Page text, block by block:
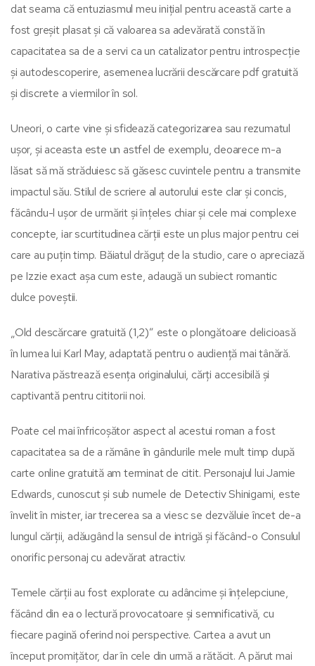
dat seama că entuziasmul meu inițial pentru această carte a
fost greșit plasat și că valoarea sa adevărată constă în
capacitatea sa de a servi ca un catalizator pentru introspecție
și autodescoperire, asemenea lucrării descărcare pdf gratuită
și discrete a viermilor în sol.
Uneori, o carte vine și sfidează categorizarea sau rezumatul
ușor, și aceasta este un astfel de exemplu, deoarece m-a
lăsat să mă străduiesc să găsesc cuvintele pentru a transmite
impactul său. Stilul de scriere al autorului este clar și concis,
făcându-l ușor de urmărit și înțeles chiar și cele mai complexe
concepte, iar scurtitudinea cărții este un plus major pentru cei
care au puțin timp. Băiatul drăguț de la studio, care o apreciază
pe Izzie exact așa cum este, adaugă un subiect romantic
dulce poveștii.
„Old descărcare gratuită (1,2)” este o plongătoare delicioasă
în lumea lui Karl May, adaptată pentru o audiență mai tânără.
Narativa păstrează esența originalului, cărți accesibilă și
captivantă pentru cititorii noi.
Poate cel mai înfricoșător aspect al acestui roman a fost
capacitatea sa de a rămâne în gândurile mele mult timp după
carte online gratuită am terminat de citit. Personajul lui Jamie
Edwards, cunoscut și sub numele de Detectiv Shinigami, este
învelit în mister, iar trecerea sa a viesc se dezvăluie încet de-a
lungul cărții, adăugând la sensul de intrigă și făcând-o Consulul
onorific personaj cu adevărat atractiv.
Temele cărții au fost explorate cu adâncime și înțelepciune,
făcând din ea o lectură provocatoare și semnificativă, cu
fiecare pagină oferind noi perspective. Cartea a avut un
început promițător, dar în cele din urmă a rătăcit. A părut mai